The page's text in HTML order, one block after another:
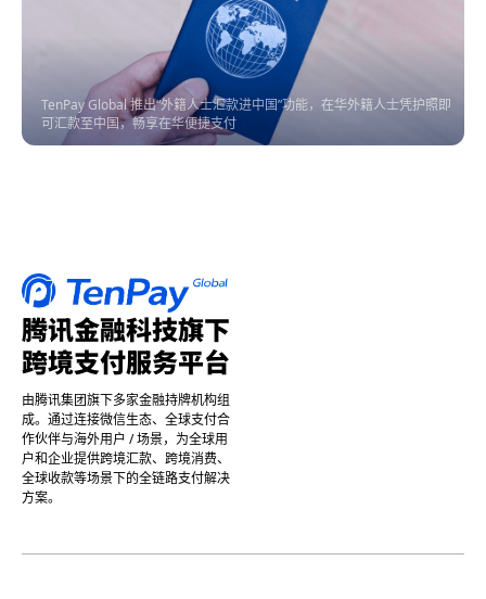
TenPay Global 推出“外籍人士汇款进中国”功能，在华外籍人士凭护照即
可汇款至中国，畅享在华便捷支付
腾讯金融科技旗下
跨境支付服务平台
由腾讯集团旗下多家金融持牌机构组
成。通过连接微信生态、全球支付合
作伙伴与海外用户 / 场景，为全球用
户和企业提供跨境汇款、跨境消费、
全球收款等场景下的全链路支付解决
方案。